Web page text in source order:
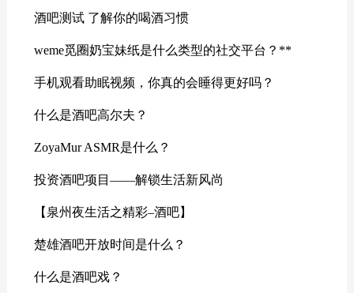
次的睡眠状态。
酒吧测试 了解你的喝酒习惯
weme觅圈奶宝妹纸是什么类型的社交平台？**
手机观看助眠视频，你真的会睡得更好吗？
什么是酒吧高尔夫？
ZoyaMur ASMR是什么？
投资酒吧项目——解锁生活新风尚
【泉州夜生活之精彩–酒吧】
楚雄酒吧开放时间是什么？
什么是酒吧戏？